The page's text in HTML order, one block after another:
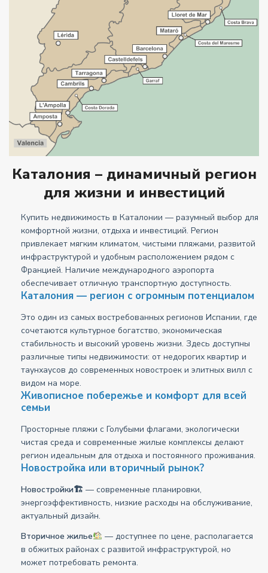
Каталония – динамичный регион
для жизни и инвестиций
Купить недвижимость в Каталонии — разумный выбор для
комфортной жизни, отдыха и инвестиций. Регион
привлекает мягким климатом, чистыми пляжами, развитой
инфраструктурой и удобным расположением рядом с
Францией. Наличие международного аэропорта
обеспечивает отличную транспортную доступность.
Каталония — регион с огромным потенциалом
Это один из самых востребованных регионов Испании, где
сочетаются культурное богатство, экономическая
стабильность и высокий уровень жизни. Здесь доступны
различные типы недвижимости: от недорогих квартир и
таунхаусов до современных новостроек и элитных вилл с
видом на море.
Живописное побережье и комфорт для всей
семьи
Просторные пляжи с Голубыми флагами, экологически
чистая среда и современные жилые комплексы делают
регион идеальным для отдыха и постоянного проживания.
Новостройка или вторичный рынок?
Новостройки🏗 — современные планировки,
энергоэффективность, низкие расходы на обслуживание,
актуальный дизайн.
Вторичное жилье
— доступнее по цене, располагается
в обжитых районах с развитой инфраструктурой, но
может потребовать ремонта.